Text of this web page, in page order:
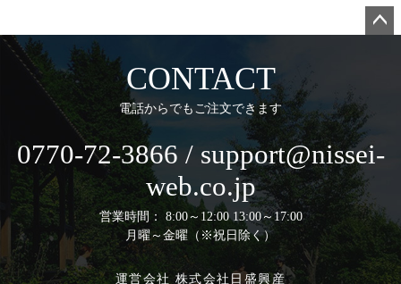
へ
CONTACT
電話からでもご注文できます
0770-72-3866 / support@nissei-
web.co.jp
営業時間： 8:00～12:00 13:00～17:00
月曜～金曜（※祝日除く）
運営会社 株式会社日盛興産